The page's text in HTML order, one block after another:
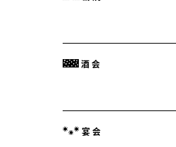
酒会
宴会